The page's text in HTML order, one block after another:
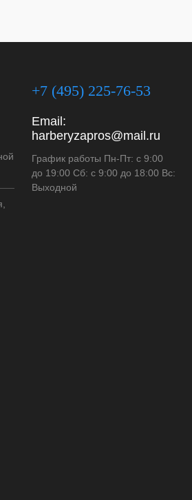
+7 (495) 225-76-53
Email:
harberyzapros@mail.ru
График работы Пн-Пт: с 9:00
до 19:00 Сб: с 9:00 до 18:00 Вс:
Выходной